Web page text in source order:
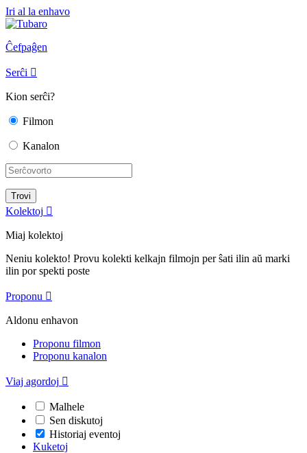
Iri al la enhavo
Ĉefpaĝen
Serĉi 
Kion serĉi?
Filmon
Kanalon
Kolektoj 
Miaj kolektoj
Neniu kolekto! Provu kolekti kelkajn filmojn per ŝati ilin aŭ marki
ilin por spekti poste
Proponu 
Aldonu enhavon
Proponu filmon
Proponu kanalon
Viaj agordoj 
Malhele
Sen diskutoj
Historiaj eventoj
Kuketoj